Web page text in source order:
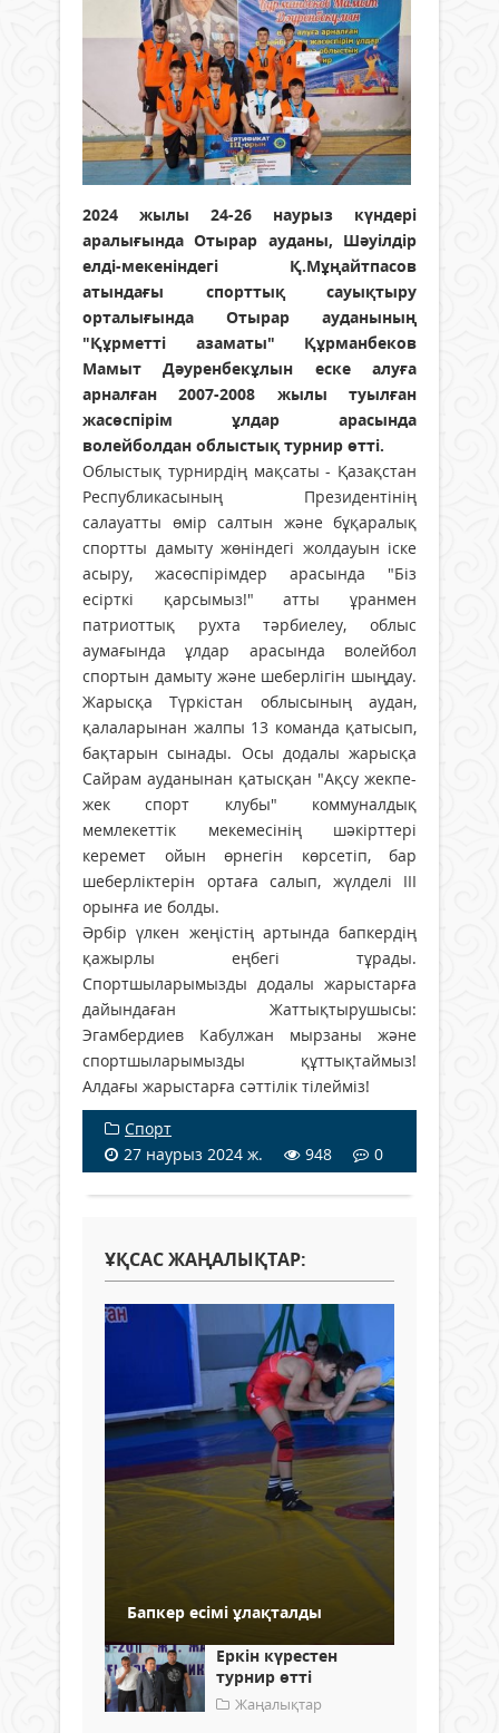
2024 жылы 24-26 наурыз күндері
аралығында Отырар ауданы, Шәуілдір
елді-мекеніндегі Қ.Мұңайтпасов
атындағы спорттық сауықтыру
орталығында Отырар ауданының
"Құрметті азаматы" Құрманбеков
Мамыт Дәуренбекұлын еске алуға
арналған 2007-2008 жылы туылған
жасөспірім ұлдар арасында
волейболдан облыстық турнир өтті.
Облыстық турнирдің мақсаты - Қазақстан
Республикасының Президентінің
салауатты өмір салтын және бұқаралық
спортты дамыту жөніндегі жолдауын іске
асыру, жасөспірімдер арасында "Біз
есірткі қарсымыз!" атты ұранмен
патриоттық рухта тәрбиелеу, облыс
аумағында ұлдар арасында волейбол
спортын дамыту және шеберлігін шыңдау.
Жарысқа Түркістан облысының аудан,
қалаларынан жалпы 13 команда қатысып,
бақтарын сынады. Осы додалы жарысқа
Сайрам ауданынан қатысқан "Ақсу жекпе-
жек спорт клубы" коммуналдық
мемлекеттік мекемесінің шәкірттері
керемет ойын өрнегін көрсетіп, бар
шеберліктерін ортаға салып, жүлделі III
орынға ие болды.
Әрбір үлкен жеңістің артында бапкердің
қажырлы еңбегі тұрады.
Спортшыларымызды додалы жарыстарға
дайындаған Жаттықтырушысы:
Эгамбердиев Кабулжан мырзаны және
спортшыларымызды құттықтаймыз!
Алдағы жарыстарға сәттілік тілейміз!
Спорт
27 наурыз 2024 ж.
948 0
ҰҚСАС ЖАҢАЛЫҚТАР:
Бапкер есімі ұлақталды
Еркін күрестен
турнир өтті
Жаңалықтар